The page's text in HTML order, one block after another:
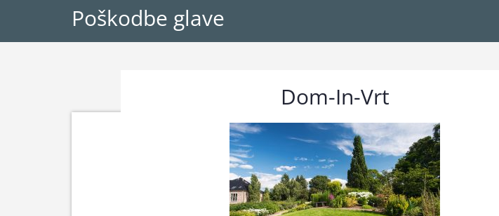
Poškodbe glave
Dom-In-Vrt